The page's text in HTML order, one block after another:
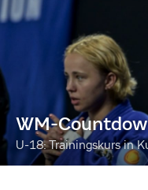
WM-
U-18: Trainingskurs in